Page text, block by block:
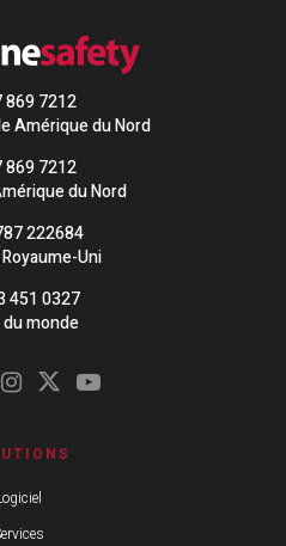
869 7212
Amérique du Nord
869 7212
du Nord
222684
Uni
451 0327
monde